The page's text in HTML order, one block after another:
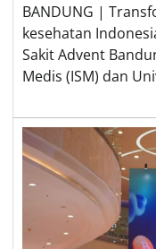
BANDUNG |
kesehatan
Sakit Advent
Medis (ISM) dan